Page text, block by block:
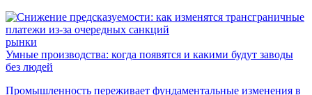
рынки
Умные производства: когда появятся и какими будут заводы
без людей
Промышленность переживает фундаментальные изменения в